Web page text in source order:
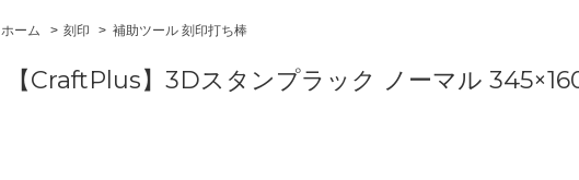
ホーム > 刻印 > 補助ツール 刻印打ち棒
【CraftPlus】3Dスタンプラック ノーマル